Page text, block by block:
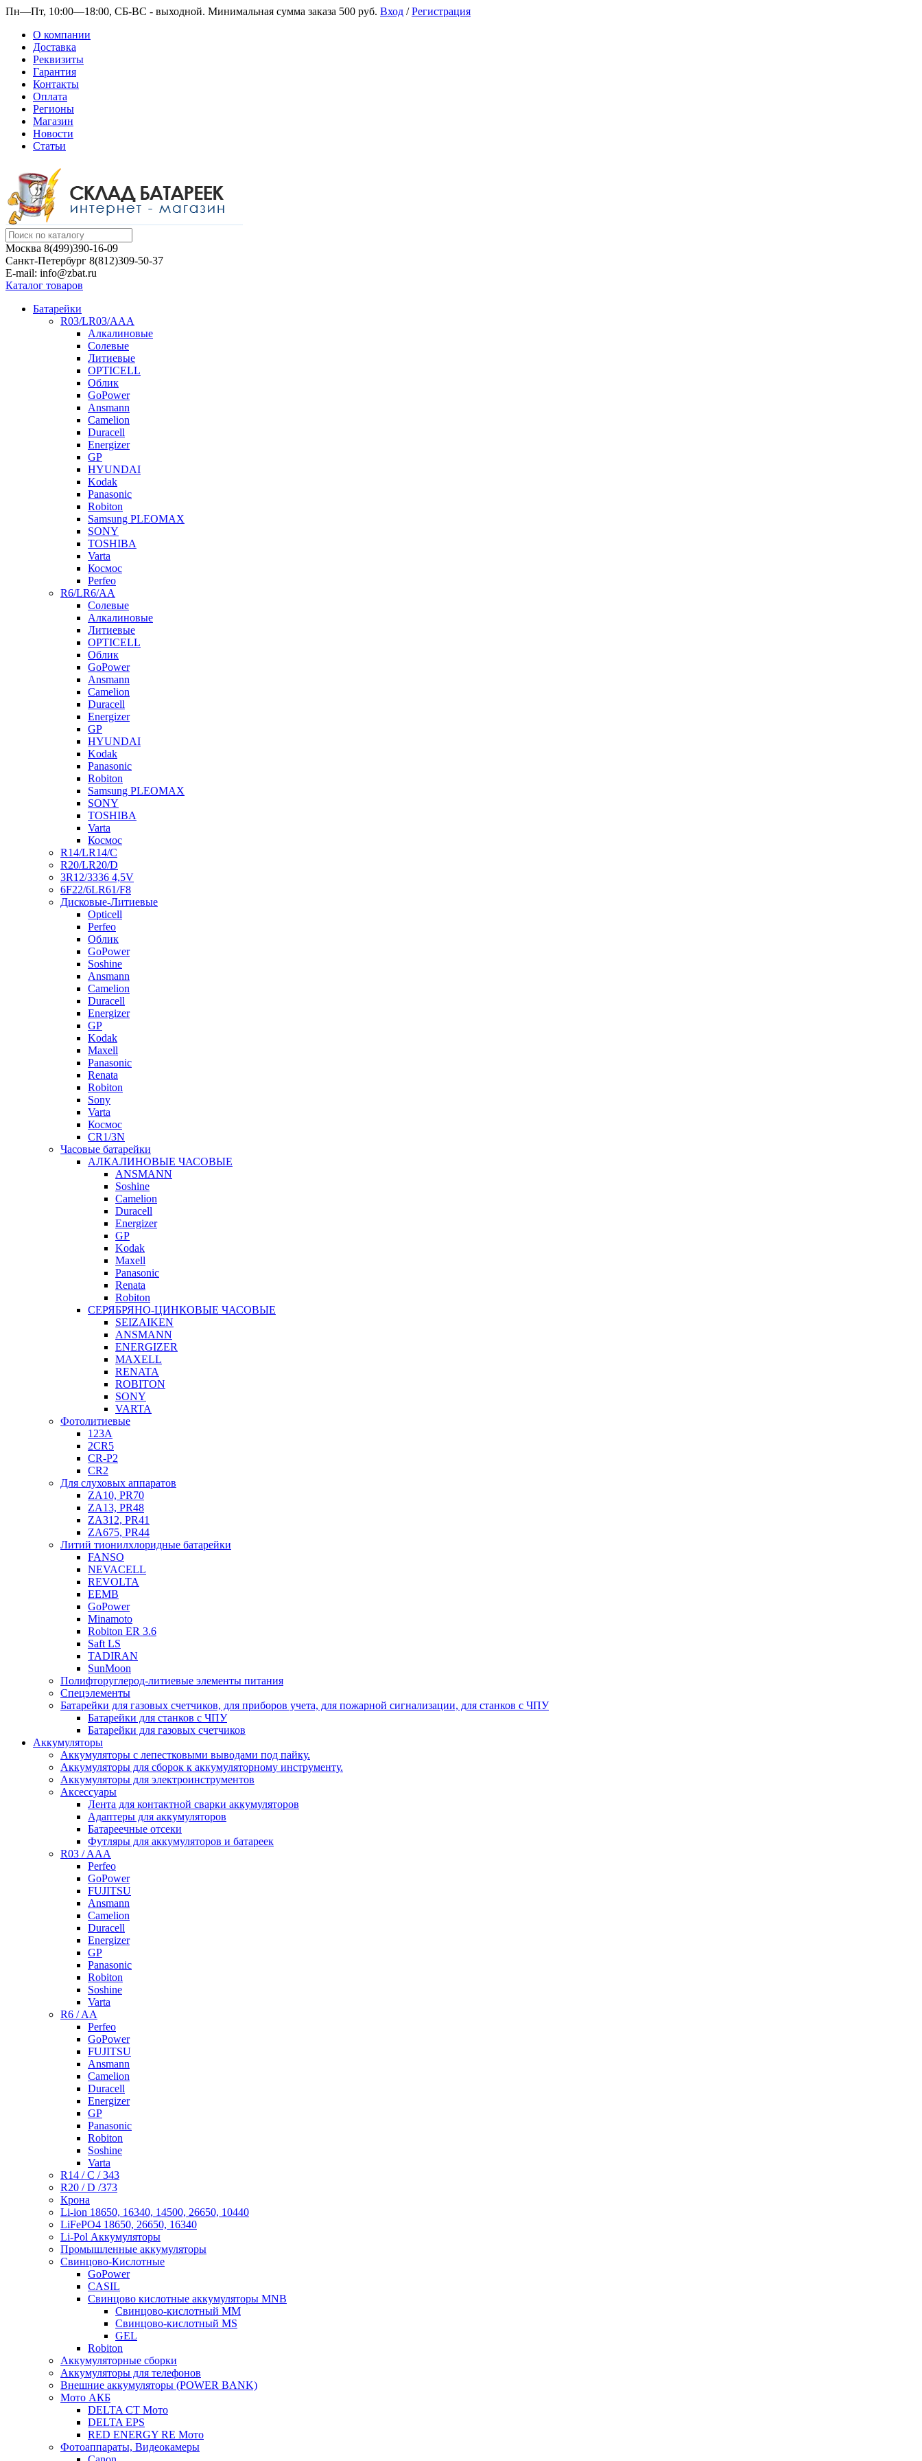
Пн—Пт, 10:00—18:00, СБ-ВС - выходной. Минимальная сумма заказа 500 руб. Вход /Регистрация
О компании
Доставка
Реквизиты
Гарантия
Контакты
Оплата
Регионы
Магазин
Новости
Статьи
Москва 8(499)390-16-09
Санкт-Петербург 8(812)309-50-37
E-mail: info@zbat.ru
Каталог товаров
Батарейки
R03/LR03/AAA
Алкалиновые
Солевые
Литиевые
OPTICELL
Облик
GoPower
Ansmann
Camelion
Duracell
Energizer
GP
HYUNDAI
Kodak
Panasonic
Robiton
Samsung PLEOMAX
SONY
TOSHIBA
Varta
Космос
Perfeo
R6/LR6/AA
Солевые
Алкалиновые
Литиевые
OPTICELL
Облик
GoPower
Ansmann
Camelion
Duracell
Energizer
GP
HYUNDAI
Kodak
Panasonic
Robiton
Samsung PLEOMAX
SONY
TOSHIBA
Varta
Космос
R14/LR14/C
R20/LR20/D
3R12/3336 4,5V
6F22/6LR61/F8
Дисковые-Литиевые
Opticell
Perfeo
Облик
GoPower
Soshine
Ansmann
Camelion
Duracell
Energizer
GP
Kodak
Maxell
Panasonic
Renata
Robiton
Sony
Varta
Космос
CR1/3N
Часовые батарейки
АЛКАЛИНОВЫЕ ЧАСОВЫЕ
ANSMANN
Soshine
Camelion
Duracell
Energizer
GP
Kodak
Maxell
Panasonic
Renata
Robiton
СЕРЯБРЯНО-ЦИНКОВЫЕ ЧАСОВЫЕ
SEIZAIKEN
ANSMANN
ENERGIZER
MAXELL
RENATA
ROBITON
SONY
VARTA
Фотолитиевые
123A
2CR5
CR-P2
CR2
Для слуховых аппаратов
ZA10, PR70
ZA13, PR48
ZA312, PR41
ZA675, PR44
Литий тионилхлоридные батарейки
FANSO
NEVACELL
REVOLTA
EEMB
GoPower
Minamoto
Robiton ER 3.6
Saft LS
TADIRAN
SunMoon
Полифторуглерод-литиевые элементы питания
Спецэлементы
Батарейки для газовых счетчиков, для приборов учета, для пожарной сигнализации, для станков с ЧПУ
Батарейки для станков с ЧПУ
Батарейки для газовых счетчиков
Аккумуляторы
Аккумуляторы с лепестковыми выводами под пайку.
Аккумуляторы для сборок к аккумуляторному инструменту.
Аккумуляторы для электроинструментов
Аксессуары
Лента для контактной сварки аккумуляторов
Адаптеры для аккумуляторов
Батареечные отсеки
Футляры для аккумуляторов и батареек
R03 / AAA
Perfeo
GoPower
FUJITSU
Ansmann
Camelion
Duracell
Energizer
GP
Panasonic
Robiton
Soshine
Varta
R6 / AA
Perfeo
GoPower
FUJITSU
Ansmann
Camelion
Duracell
Energizer
GP
Panasonic
Robiton
Soshine
Varta
R14 / C / 343
R20 / D /373
Крона
Li-ion 18650, 16340, 14500, 26650, 10440
LiFePO4 18650, 26650, 16340
Li-Pol Аккумуляторы
Промышленные аккумуляторы
Свинцово-Кислотные
GoPower
CASIL
Свинцово кислотные аккумуляторы MNB
Cвинцово-кислотный MM
Cвинцово-кислотный MS
GEL
Robiton
Аккумуляторные сборки
Аккумуляторы для телефонов
Внешние аккумуляторы (POWER BANK)
Мото АКБ
DELTA CT Мото
DELTA EPS
RED ENERGY RE Мото
Фотоаппараты, Видеокамеры